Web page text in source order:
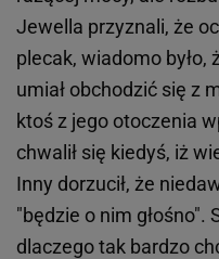
Jewella przyznali, że
plecak, wiadomo było,
umiał obchodzić się z
ktoś z jego otoczenia
chwalił się kiedyś, iż
Inny dorzucił, że
"będzie o nim głośno".
dlaczego tak bardzo